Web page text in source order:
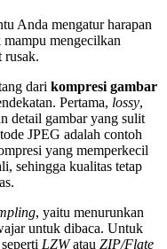
Anda mengatur harapan
mengecilkan
rusak.
dari kompresi gambar
Pertama, lossy,
detail gambar yang sulit
JPEG adalah contoh
yang memperkecil
sehingga kualitas tetap
, yaitu menurunkan
untuk dibaca. Untuk
LZWatau ZIP/Flate